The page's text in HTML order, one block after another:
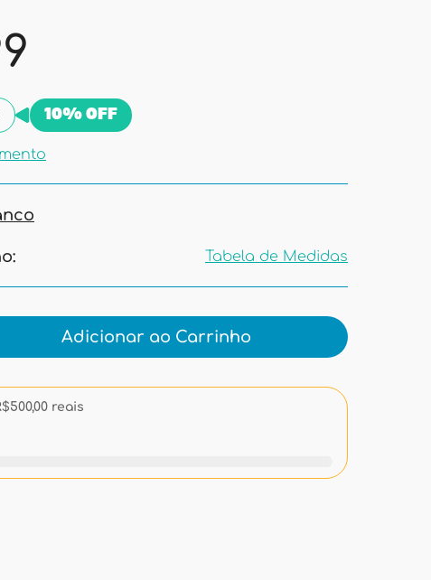
10% OFF
Tabela de Medidas
Medidas
Adicionar ao Carrinho
reais